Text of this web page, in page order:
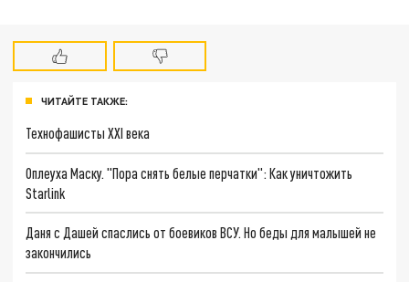
ЧИТАЙТЕ ТАКЖЕ:
Технофашисты XXI века
Оплеуха Маску. "Пора снять белые перчатки": Как уничтожить
Starlink
Даня с Дашей спаслись от боевиков ВСУ. Но беды для малышей не
закончились